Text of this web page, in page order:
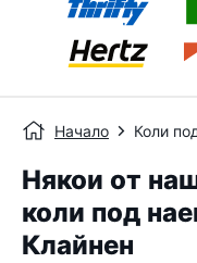
Начало Коли
Някои от
коли под
Клайнен